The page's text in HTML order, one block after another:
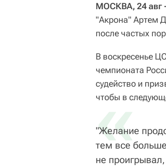
МОСКВА, 24 авг
"Акрона" Артем
после частых
В воскресенье
чемпионата
судейство и
чтобы в
«
"Желание
тем все
не